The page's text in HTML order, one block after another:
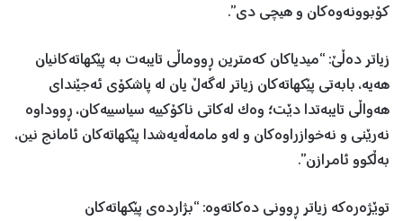
کۆبوونەوەکان و هیچی دی”.
زیاتر دەڵێ: “میدیاکان کەمترین ڕووماڵی تایبەت بە پێکهاتەکانیان
هەیە، بابەتی پێکهاتەکان زیاتر لەگەڵ یان لە پاشکۆی ئەجێندای
هەواڵی تایبەتدا دێت؛ وەک لەکاتی ناکۆکییە سیاسییەکان، ڕووداوە
نەرێنی و نەخوازراوەکان و لەو مامەڵەیەشدا پێکهاتەکان ئامانج نین،
بەڵکوو ئامرازن”.
توێژەرەکە زیاتر ڕوونی دەکاتەوە: “بژاردەی پێکهاتەکان